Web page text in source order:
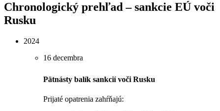
Chronologický prehľad – sankcie EÚ voči
Rusku
2024
16 decembra
Pätnásty balík sankcií voči Rusku
Prijaté opatrenia zahŕňajú: